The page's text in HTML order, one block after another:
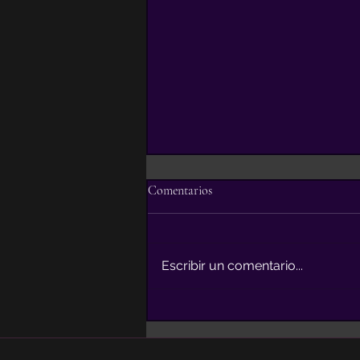
Comentarios
Escribir un comentario...